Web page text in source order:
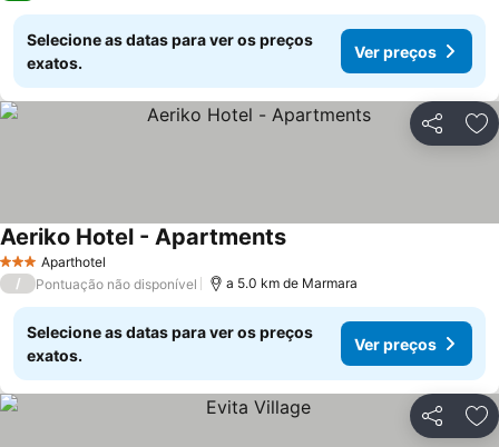
Selecione as datas para ver os preços
exatos.
Ver preços
Partilhar
3 EstrelasAparthotel
Aeriko Hotel - ApartmentsVer preços
/ Pontuação não disponível a 5.0 km de Marmara
Selecione as datas para ver os preços
exatos.
Ver preços
Partilhar